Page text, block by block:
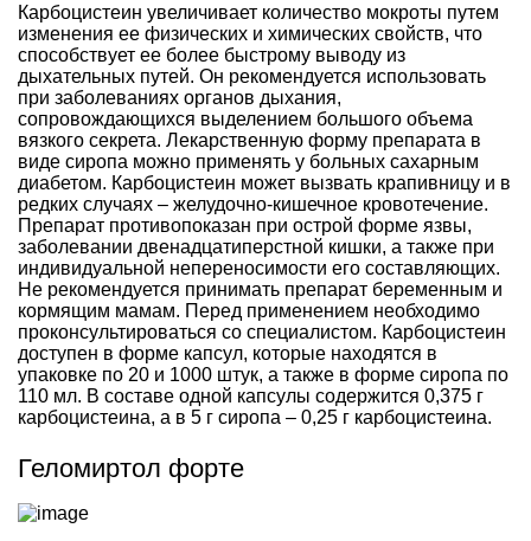
Карбоцистеин увеличивает количество мокроты путем
изменения ее физических и химических свойств, что
способствует ее более быстрому выводу из
дыхательных путей. Он рекомендуется использовать
при заболеваниях органов дыхания,
сопровождающихся выделением большого объема
вязкого секрета. Лекарственную форму препарата в
виде сиропа можно применять у больных сахарным
диабетом. Карбоцистеин может вызвать крапивницу и в
редких случаях – желудочно-кишечное кровотечение.
Препарат противопоказан при острой форме язвы,
заболевании двенадцатиперстной кишки, а также при
индивидуальной непереносимости его составляющих.
Не рекомендуется принимать препарат беременным и
кормящим мамам. Перед применением необходимо
проконсультироваться со специалистом. Карбоцистеин
доступен в форме капсул, которые находятся в
упаковке по 20 и 1000 штук, а также в форме сиропа по
110 мл. В составе одной капсулы содержится 0,375 г
карбоцистеина, а в 5 г сиропа – 0,25 г карбоцистеина.
Геломиртол форте